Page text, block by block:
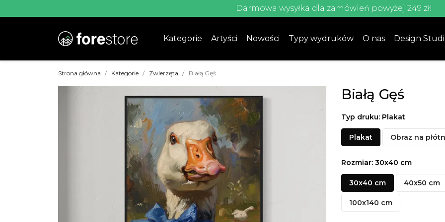
Darmowa wysyłka dla zamówień powyżej 249 zł!
Kategorie Artyści Nowości Typy wydruków O nas Design
Strona główna Kategorie Zwierzęta Białą Gęś
Białą Gęś
Typ druku: Plakat
Plakat Obraz na
Rozmiar: 30x40 cm
30x40 cm 40x50 cm
100x140 cm